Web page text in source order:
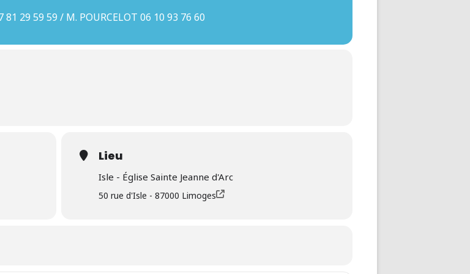
29 59 59 / M. POURCELOT 06 10 93 76 60
Lieu
Isle - Église Sainte Jeanne d'Arc
50 rue d'Isle - 87000 Limoges